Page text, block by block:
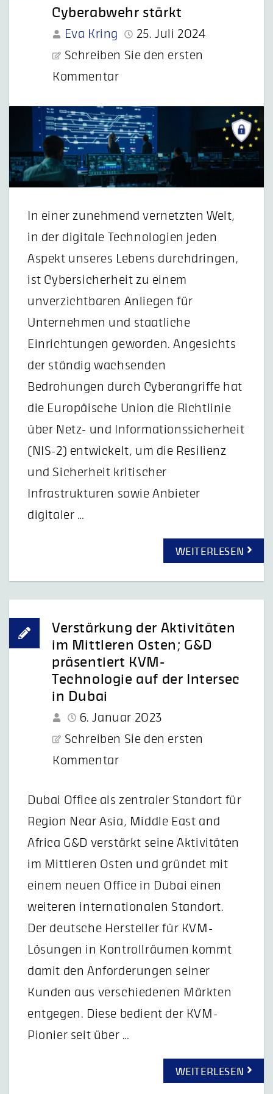
Cyberabwehr stärkt
Eva Kring
25. Juli 2024
Schreiben Sie den ersten
Kommentar
In einer zunehmend vernetzten Welt,
in der digitale Technologien jeden
Aspekt unseres Lebens durchdringen,
ist Cybersicherheit zu einem
unverzichtbaren Anliegen für
Unternehmen und staatliche
Einrichtungen geworden. Angesichts
der ständig wachsenden
Bedrohungen durch Cyberangriffe hat
die Europäische Union die Richtlinie
über Netz- und Informationssicherheit
(NIS-2) entwickelt, um die Resilienz
und Sicherheit kritischer
Infrastrukturen sowie Anbieter
digitaler …
WEITERLESEN
Verstärkung der Aktivitäten
im Mittleren Osten; G&D
präsentiert KVM-
Technologie auf der Intersec
in Dubai
6. Januar 2023
Schreiben Sie den ersten
Kommentar
Dubai Office als zentraler Standort für
Region Near Asia, Middle East and
Africa G&D verstärkt seine Aktivitäten
im Mittleren Osten und gründet mit
einem neuen Office in Dubai einen
weiteren internationalen Standort.
Der deutsche Hersteller für KVM-
Lösungen in Kontrollräumen kommt
damit den Anforderungen seiner
Kunden aus verschiedenen Märkten
entgegen. Diese bedient der KVM-
Pionier seit über …
WEITERLESEN